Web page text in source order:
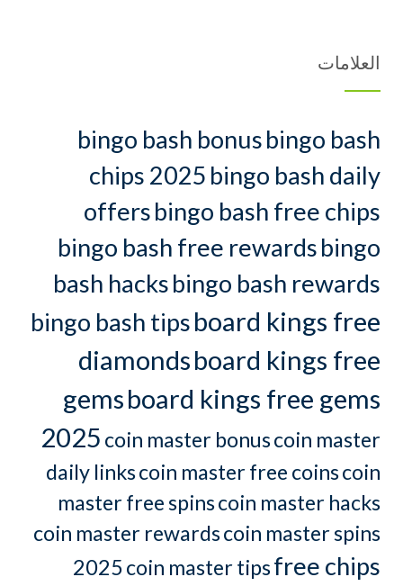
العلامات
bingo bash bonusbingo bash
chips 2025 bingo bash daily
offersbingo bash free chips
bingo bash free rewardsbingo
bash hacksbingo bash rewards
bingo bash tipsboard kings free
diamondsboard kings free
gemsboard kings free gems
2025 coin master bonuscoin master
daily linkscoin master free coinscoin
master free spinscoin master hacks
coin master rewardscoin master spins
2025coin master tipsfree chips